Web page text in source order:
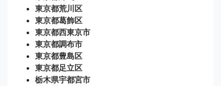
東京都荒川区
東京都葛飾区
東京都西東京市
東京都調布市
東京都豊島区
東京都足立区
栃木県宇都宮市